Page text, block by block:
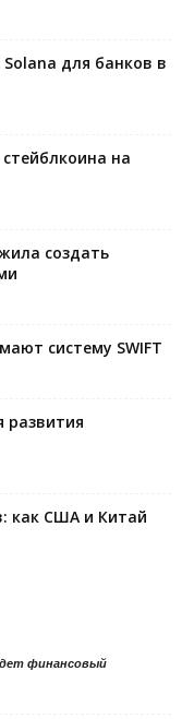
Solana для банков в
на
создать
систему SWIFT
развития
как США и Китай
финансовый